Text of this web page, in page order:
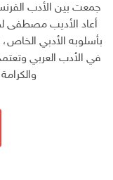
جمعت بين الأدب
أعاد الأديب مصطفى
بأسلوبه الأدبي
في الأدب العربي